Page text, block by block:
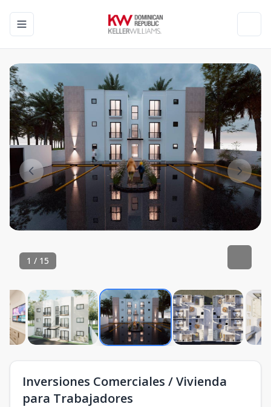
Toggle navigation menu
1 / 15
Inversiones Comerciales / Vivienda
para Trabajadores